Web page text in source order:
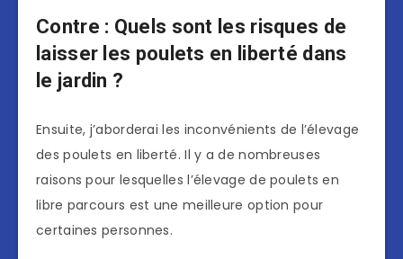
Contre : Quels sont les risques de
laisser les poulets en liberté dans
le jardin ?
Ensuite, j’aborderai les inconvénients de l’élevage
des poulets en liberté. Il y a de nombreuses
raisons pour lesquelles l’élevage de poulets en
libre parcours est une meilleure option pour
certaines personnes.